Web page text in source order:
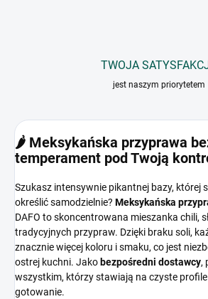
TWOJA
jest naszym priorytetem
🌶️ Meksykańska przyprawa
temperament pod Twoją
Szukasz intensywnie pikantnej bazy, której
określić samodzielnie? Meksykańska
DAFO to skoncentrowana mieszanka chili,
tradycyjnych przypraw. Dzięki braku soli,
znacznie więcej koloru i smaku, co jest
ostrej kuchni. Jako bezpośredni dostawcy,
wszystkim, którzy stawiają na czyste
gotowanie.